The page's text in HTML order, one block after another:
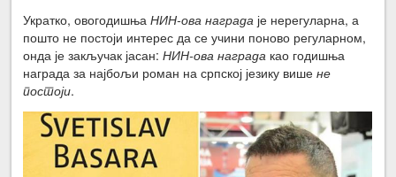
Укратко, овогодишњаНИН-ова награда је нерегуларна, а
пошто не постоји интерес да се учини поново регуларном,
онда је закључак јасан:НИН-ова награда као годишња
награда за најбољи роман на српској језику вишене
постоји.